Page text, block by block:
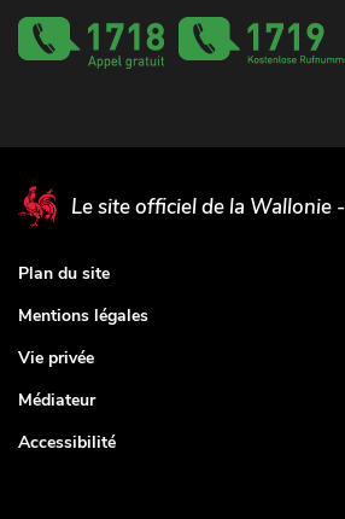
Le site officiel de la Wallonie
Plan du site
Mentions légales
Vie privée
Médiateur
Accessibilité